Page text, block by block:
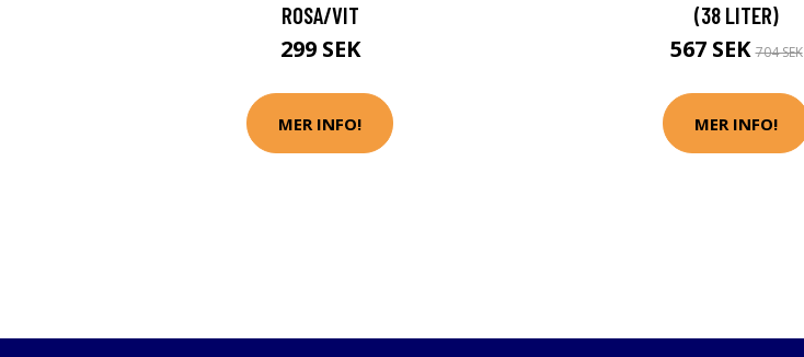
ROSA/VIT
299 SEK
MER INFO!
(38 LITER)
567 SEK704 SEK
MER INFO!